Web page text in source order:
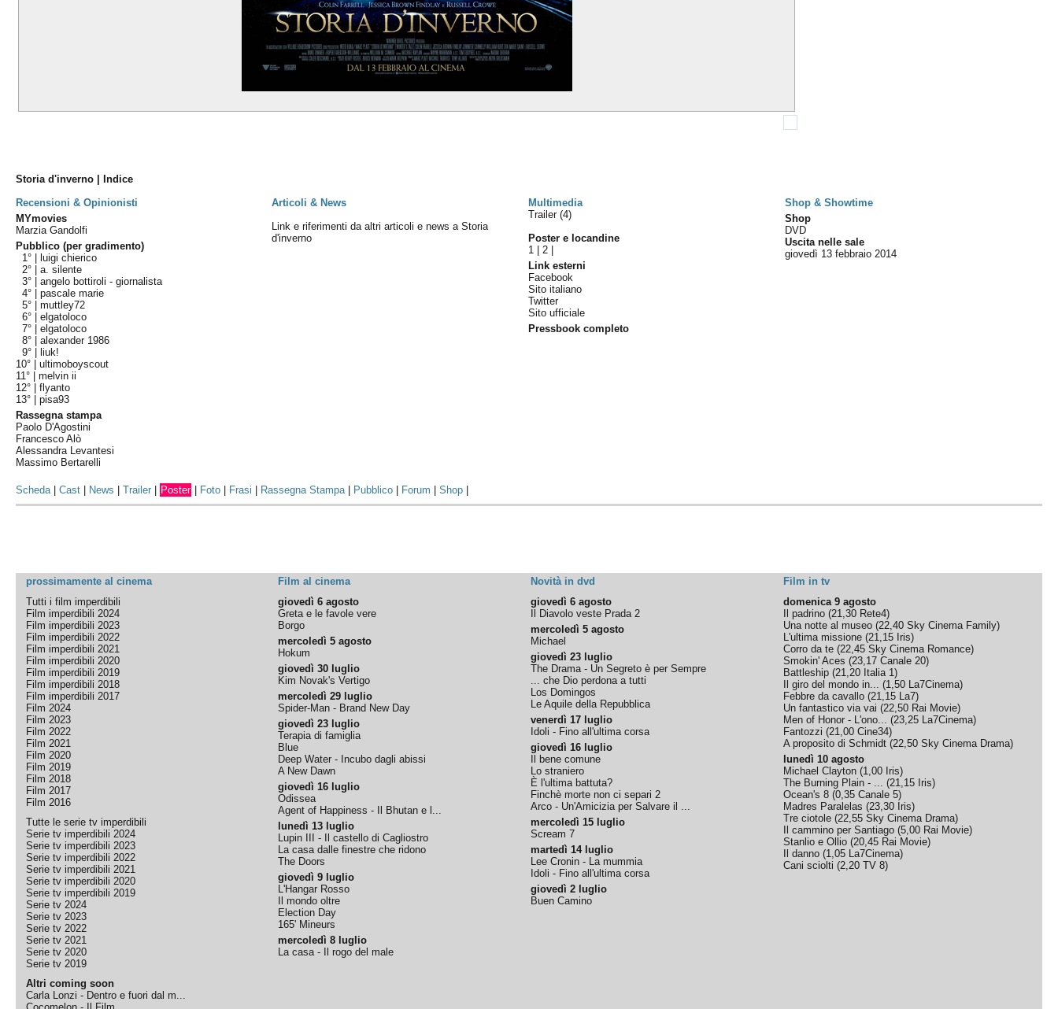
Storia d'inverno | Indice
Recensioni & Opinionisti
Articoli & News Multimedia
Shop & Showtime
MYmovies
Marzia Gandolfi
Pubblico (per gradimento)
1° |
luigi chierico
2° |a. silente
3° |angelo bottiroli - giornalista
4° |pascale marie
5° |muttley72
6° |elgatoloco
7° |elgatoloco
8° |alexander 1986
9° |
liuk!
10° |ultimoboyscout
11° |melvin ii
12° |flyanto
13° |pisa93
Rassegna stampa
Paolo D'Agostini
Francesco Alò
Alessandra Levantesi
Massimo Bertarelli
Link e riferimenti da altri articoli e news a Storia
d'inverno
Trailer (4)
Poster e locandine
1 |2
Link esterni
Facebook
Sito italiano
Twitter
Sito ufficiale
Pressbook completo
Shop
DVD
Uscita nelle sale
giovedì 13 febbraio 2014
Scheda|Cast News |Trailer Poster Foto Frasi Rassegna Stampa| Pubblico Forum |Shop
prossimamente al cinema Film al cinema Novità in dvd
Film in tv
Tutti i film imperdibili
Film imperdibili 2024
Film imperdibili 2023
Film imperdibili 2022
Film imperdibili 2021
Film imperdibili 2020
Film imperdibili 2019
Film imperdibili 2018
Film imperdibili 2017
Film 2024
Film 2023
Film 2022
Film 2021
Film 2020
Film 2019
Film 2018
Film 2017
Film 2016
Tutte le serie tv imperdibili
Serie tv imperdibili 2024
Serie tv imperdibili 2023
Serie tv imperdibili 2022
Serie tv imperdibili 2021
Serie tv imperdibili 2020
Serie tv imperdibili 2019
Serie tv 2024
Serie tv 2023
Serie tv 2022
Serie tv 2021
Serie tv 2020
Serie tv 2019
Altri coming soon
Carla Lonzi - Dentro e fuori dal m...
giovedì 6 agosto
Greta e le favole vere
Borgo
mercoledì 5 agosto
Hokum
giovedì 30 luglio
Kim Novak's Vertigo
mercoledì 29 luglio
Spider-Man - Brand New Day
giovedì 23 luglio
Terapia di famiglia
Blue
Deep Water - Incubo dagli abissi
A New Dawn
giovedì 16 luglio
Odissea
Agent of Happiness - Il Bhutan e l...
lunedì 13 luglio
Lupin III - Il castello di Cagliostro
La casa dalle finestre che ridono
The Doors
giovedì 9 luglio
L'Hangar Rosso
Il mondo oltre
Election Day
165' Mineurs
mercoledì 8 luglio
La casa - Il rogo del male
giovedì 6 agosto
Il Diavolo veste Prada 2
mercoledì 5 agosto
Michael
giovedì 23 luglio
The Drama - Un Segreto è per Sempre
... che Dio perdona a tutti
Los Domingos
Le Aquile della Repubblica
venerdì 17 luglio
Idoli - Fino all'ultima corsa
giovedì 16 luglio
Il bene comune
Lo straniero
È l'ultima battuta?
Finchè morte non ci separi 2
Arco - Un'Amicizia per Salvare il ...
mercoledì 15 luglio
Scream 7
martedì 14 luglio
Lee Cronin - La mummia
Idoli - Fino all'ultima corsa
giovedì 2 luglio
Buen Camino
domenica 9 agosto
Il padrino (21,30 Rete4)
Una notte al museo (22,40 Sky Cinema Family)
L'ultima missione (21,15 Iris)
Corro da te (22,45 Sky Cinema Romance)
Smokin' Aces (23,17 Canale 20)
Battleship (21,20 Italia 1)
Il giro del mondo in... (1,50 La7Cinema)
Febbre da cavallo (21,15 La7)
Un fantastico via vai (22,50 Rai Movie)
Men of Honor - L'ono... (23,25 La7Cinema)
Fantozzi (21,00 Cine34)
A proposito di Schmidt (22,50 Sky Cinema Drama)
lunedì 10 agosto
Michael Clayton (1,00 Iris)
The Burning Plain - ... (21,15 Iris)
Ocean's 8 (0,35 Canale 5)
Madres Paralelas (23,30 Iris)
Tre ciotole (22,55 Sky Cinema Drama)
Il cammino per Santiago (5,00 Rai Movie)
Stanlio e Ollio (20,45 Rai Movie)
Il danno (1,05 La7Cinema)
Cani sciolti (2,20 TV 8)